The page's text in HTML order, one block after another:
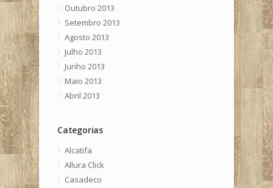
Outubro 2013
Setembro 2013
Agosto 2013
Julho 2013
Junho 2013
Maio 2013
Abril 2013
Categorias
Alcatifa
Allura Click
Casadeco